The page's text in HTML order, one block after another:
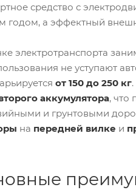
средство с
годом, а эффектный
электротранспорта
не уступают
от 150 до 250 кг
аккумулятора, что
и грунтовыми
на передней вилке и